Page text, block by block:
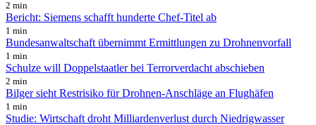
2 min
Bericht: Siemens schafft hunderte Chef-Titel ab
1 min
Bundesanwaltschaft übernimmt Ermittlungen zu Drohnenvorfall
1 min
Schulze will Doppelstaatler bei Terrorverdacht abschieben
2 min
Bilger sieht Restrisiko für Drohnen-Anschläge an Flughäfen
1 min
Studie: Wirtschaft droht Milliardenverlust durch Niedrigwasser